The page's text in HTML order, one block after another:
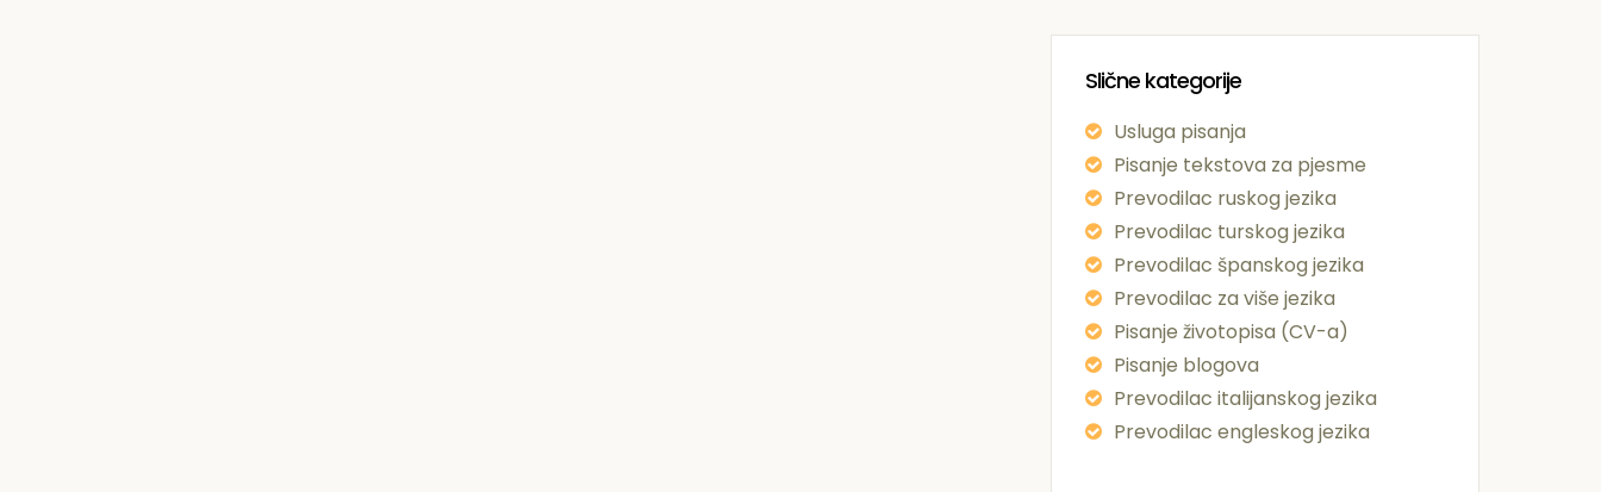
Slične kategorije
Usluga pisanja
Pisanje tekstova za pjesme
Prevodilac ruskog jezika
Prevodilac turskog jezika
Prevodilac španskog jezika
Prevodilac za više jezika
Pisanje životopisa (CV-a)
Pisanje blogova
Prevodilac italijanskog jezika
Prevodilac engleskog jezika